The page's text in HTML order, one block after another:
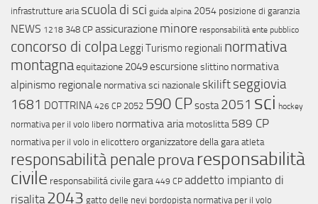
infrastrutture aria scuola di sci guida alpina 2054 posizione di garanzia
NEWS 1218 348 CP assicurazione minore responsabilità ente pubblico
concorso di colpa Leggi Turismo regionali normativa
montagnaequitazione 2049escursione slittino normativa
alpinismo regionale normativa sci nazionaleskilift seggiovia
1681 DOTTRINA 426 CP 2052 590 CPsosta 2051 sci hockey
normativa per il volo libero normativa aria motoslitta 589 CP
normativa per il volo in elicottero organizzatore della gara atleta
responsabilità penaleprovaresponsabilità
civile responsabilitá civile gara 449 CP addetto impianto di
risalita 2043 gatto delle nevi bordopista normativa per il volo